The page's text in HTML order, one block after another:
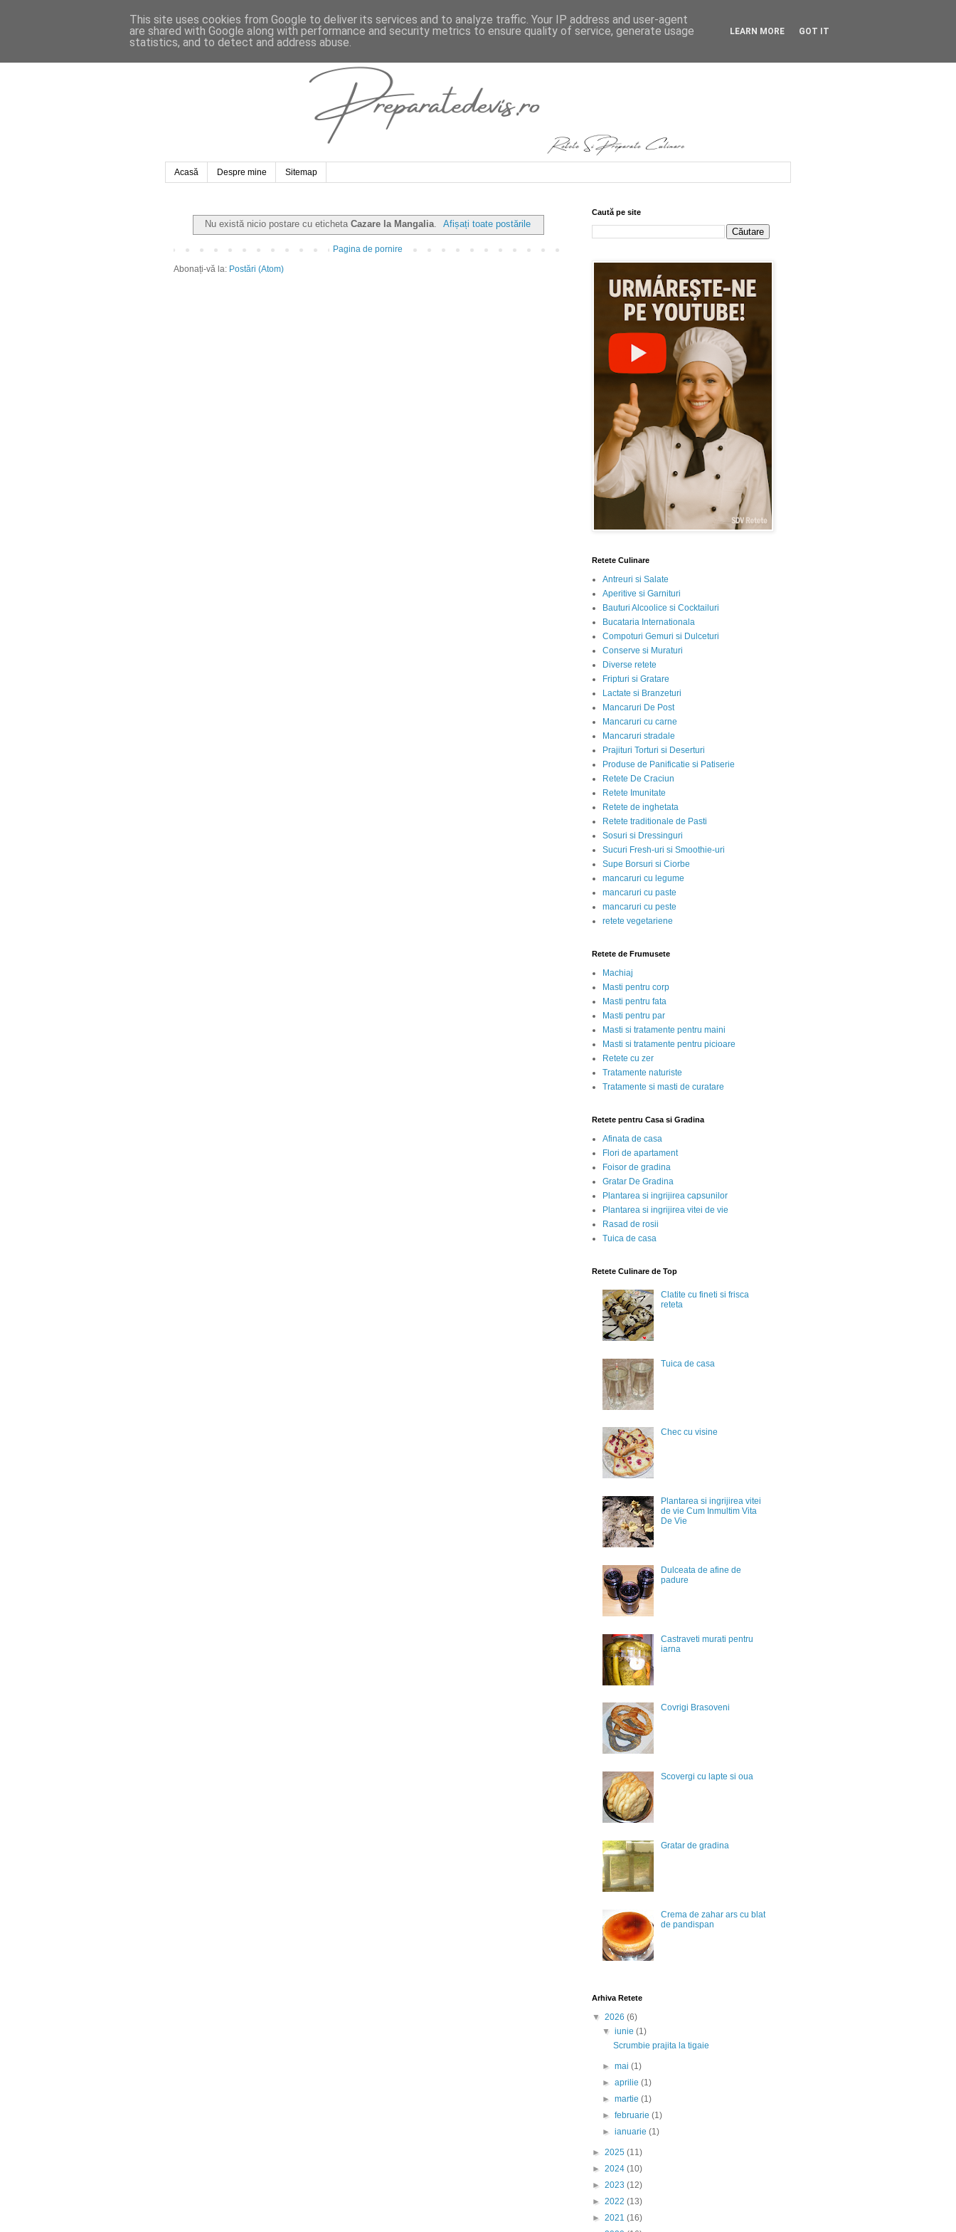
Acasă Despre mine Sitemap
Nu există nicio postare cu eticheta Cazare la Mangalia. Afișați toate postările
Pagina de pornire
Abonați-vă la: Postări (Atom)
Caută pe site
Retete Culinare
Antreuri si Salate
Aperitive si Garnituri
Bauturi Alcoolice si Cocktailuri
Bucataria Internationala
Compoturi Gemuri si Dulceturi
Conserve si Muraturi
Diverse retete
Fripturi si Gratare
Lactate si Branzeturi
Mancaruri De Post
Mancaruri cu carne
Mancaruri stradale
Prajituri Torturi si Deserturi
Produse de Panificatie si Patiserie
Retete De Craciun
Retete Imunitate
Retete de inghetata
Retete traditionale de Pasti
Sosuri si Dressinguri
Sucuri Fresh-uri si Smoothie-uri
Supe Borsuri si Ciorbe
mancaruri cu legume
mancaruri cu paste
mancaruri cu peste
retete vegetariene
Retete de Frumusete
Machiaj
Masti pentru corp
Masti pentru fata
Masti pentru par
Masti si tratamente pentru maini
Masti si tratamente pentru picioare
Retete cu zer
Tratamente naturiste
Tratamente si masti de curatare
Retete pentru Casa si Gradina
Afinata de casa
Flori de apartament
Foisor de gradina
Gratar De Gradina
Plantarea si ingrijirea capsunilor
Plantarea si ingrijirea vitei de vie
Rasad de rosii
Tuica de casa
Retete Culinare de Top
Clatite cu fineti si frisca
reteta
Tuica de casa
Chec cu visine
Plantarea si ingrijirea vitei
de vie Cum Inmultim Vita
De Vie
Dulceata de afine de
padure
Castraveti murati pentru
iarna
Covrigi Brasoveni
Scovergi cu lapte si oua
Gratar de gradina
Crema de zahar ars cu blat
de pandispan
Arhiva Retete
▼ 2026 (6)
▼iunie(1)
Scrumbie prajita la tigaie
►mai(1)
►aprilie(1)
►martie(1)
►februarie(1)
►ianuarie(1)
► 2025 (11)
► 2024 (10)
► 2023 (12)
► 2022 (13)
► 2021 (16)
This site uses cookies from Google to deliver its services and to analyze traffic. Your IP address and user-agent
are shared with Google along with performance and security metrics to ensure quality of service, generate usage
statistics, and to detect and address abuse.
LEARN MORE GOT IT